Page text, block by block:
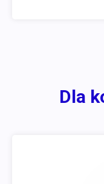
Dla